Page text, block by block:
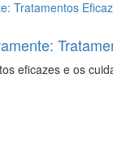
eficazes e os